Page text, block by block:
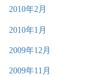
2010年2月
2010年1月
2009年12月
2009年11月